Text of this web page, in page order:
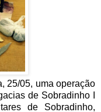
25/05, uma operação
de Sobradinho I
de Sobradinho,